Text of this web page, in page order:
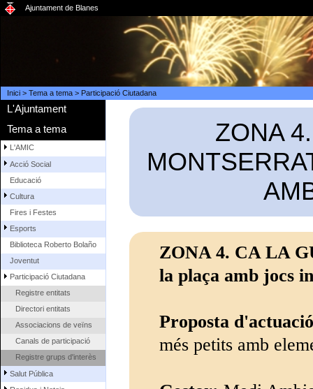
Ajuntament de Blanes
Inici> Tema a tema> Participació Ciutadana
L'Ajuntament
Tema a tema
L'AMIC
Acció Social
Educació
Cultura
Fires i Festes
Esports
Biblioteca Roberto Bolaño
Joventut
Participació Ciutadana
Registre entitats
Directori entitats
Associacions de veïns
Canals de participació
Registre grups d'interès
Salut Pública
ZONA
ZONA 4. CA LA
la plaça amb jocs
Proposta
més petits amb